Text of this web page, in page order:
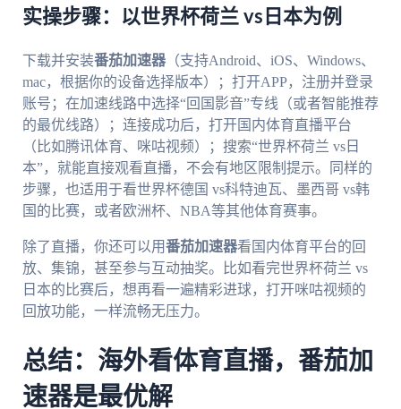
实操步骤：以世界杯荷兰 vs日本为例
下载并安装番茄加速器（支持Android、iOS、Windows、
mac，根据你的设备选择版本）；打开APP，注册并登录
账号；在加速线路中选择“回国影音”专线（或者智能推荐
的最优线路）；连接成功后，打开国内体育直播平台
（比如腾讯体育、咪咕视频）；搜索“世界杯荷兰 vs日
本”，就能直接观看直播，不会有地区限制提示。同样的
步骤，也适用于看世界杯德国 vs科特迪瓦、墨西哥 vs韩
国的比赛，或者欧洲杯、NBA等其他体育赛事。
除了直播，你还可以用番茄加速器看国内体育平台的回
放、集锦，甚至参与互动抽奖。比如看完世界杯荷兰 vs
日本的比赛后，想再看一遍精彩进球，打开咪咕视频的
回放功能，一样流畅无压力。
总结：海外看体育直播，番茄加
速器是最优解